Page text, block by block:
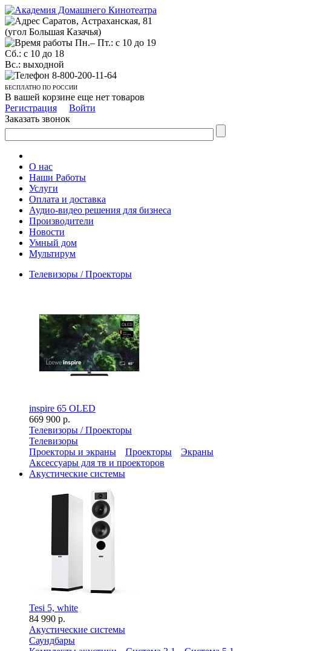
Саратов, Астраханская, 81
(угол Большая Казачья)
Пн.– Пт.: с 10 до 19
Сб.: с 10 до 18
Вс.: выходной
8-800-200-11-64
БЕСПЛАТНО ПО РОССИИ
В вашей корзине еще нет товаров
Регистрация
Войти
Заказать звонок
О нас
Наши Работы
Услуги
Оплата и доставка
Аудио-видео решения для бизнеса
Производители
Новости
Умный дом
Мультирум
Телевизоры / Проекторы
inspire 65 OLED
669 900 р.
Телевизоры / Проекторы
Телевизоры
Проекторы и экраны
Проекторы
Экраны
Аксессуары для тв и проекторов
Акустические системы
Tesi 5, white
84 990 р.
Акустические системы
Саундбары